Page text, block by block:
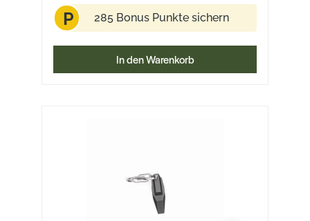
P 285 Bonus Punkte sichern
In den Warenkorb